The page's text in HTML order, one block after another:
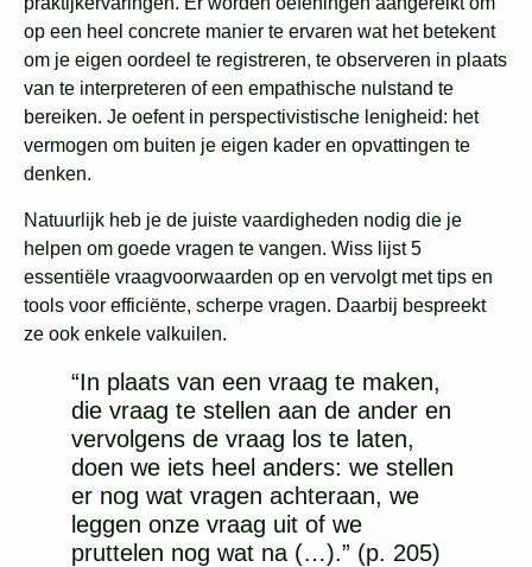
op een heel concrete manier te ervaren wat het betekent
om je eigen oordeel te registreren, te observeren in plaats
van te interpreteren of een empathische nulstand te
bereiken. Je oefent in perspectivistische lenigheid: het
vermogen om buiten je eigen kader en opvattingen te
denken.
Natuurlijk heb je de juiste vaardigheden nodig die je
helpen om goede vragen te vangen. Wiss lijst 5
essentiële vraagvoorwaarden op en vervolgt met tips en
tools voor efficiënte, scherpe vragen. Daarbij bespreekt
ze ook enkele valkuilen.
“In plaats van een vraag te maken,
die vraag te stellen aan de ander en
vervolgens de vraag los te laten,
doen we iets heel anders: we stellen
er nog wat vragen achteraan, we
leggen onze vraag uit of we
pruttelen nog wat na (…).” (p. 205)